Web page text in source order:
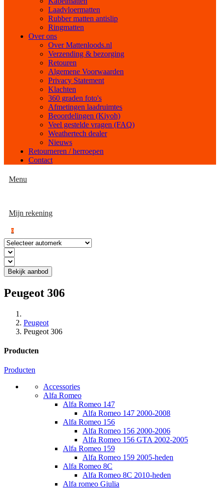
Laadvloermatten
Rubber matten antislip
Ringmatten
Over ons
Over Mattenloods.nl
Verzending & bezorging
Retouren
Algemene Voorwaarden
Privacy Statement
Klachten
360 graden foto's
Afmetingen laadruimtes
Beoordelingen (Kiyoh)
Veel gestelde vragen (FAQ)
Weathertech dealer
Nieuws
Retourneren / herroepen
Contact
Menu
Mijn rekening
0
Bekijk aanbod
Peugeot 306
Peugeot
Peugeot 306
Producten
Producten
Accessories
Alfa Romeo
Alfa Romeo 147
Alfa Romeo 147 2000-2008
Alfa Romeo 156
Alfa Romeo 156 2000-2006
Alfa Romeo 156 GTA 2002-2005
Alfa Romeo 159
Alfa Romeo 159 2005-heden
Alfa Romeo 8C
Alfa Romeo 8C 2010-heden
Alfa romeo Giulia